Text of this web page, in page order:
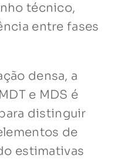
técnico,
entre fases
densa, a
e MDS é
distinguir
de
estimativas